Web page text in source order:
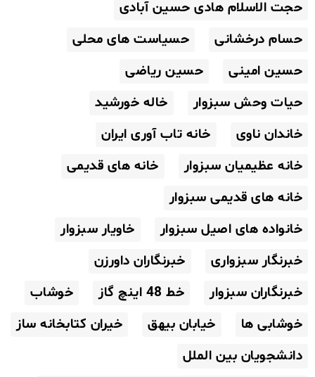
حجت الاسلام هادی حسین آبادی
حسام درخشانی
حسیاست های محلی
حسین امینی
حسین ریاضی
حیات وحش سبزوار
خاله خورشید
خاندان ناوی
خانه تاب آوری ایران
خانه عظیمیان سبزوار
خانه های قدیمی
خانه های قدیمی سبزوار
خانواده های اصیل سبزوار
خاویار سبزوار
خبرنگار سبزواری
خبرنگاران داورزن
خبرنگاران سبزوار
خط 48 اینچ گاز
خوشاب
خوشابی ها
خیابان بیهق
خیران کتابخانه ساز
دانشجویان بین الملل